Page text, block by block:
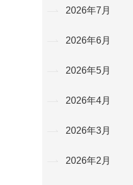
2026年7月
2026年6月
2026年5月
2026年4月
2026年3月
2026年2月